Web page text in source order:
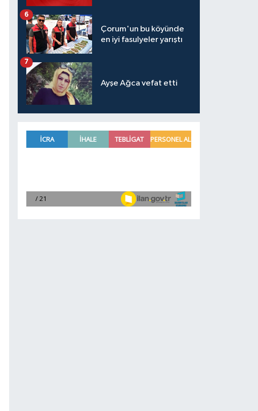
Çorum'un bu köyünde
en iyi fasulyeler yarıştı
6
Ayşe Ağca vefat etti
7